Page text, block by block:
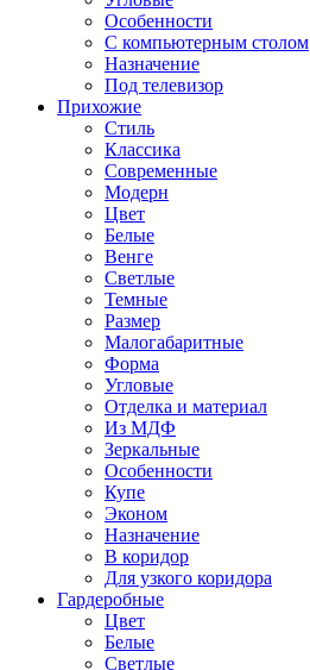
Особенности
С компьютерным столом
Назначение
Под телевизор
Прихожие
Стиль
Классика
Современные
Модерн
Цвет
Белые
Венге
Светлые
Темные
Размер
Малогабаритные
Форма
Угловые
Отделка и материал
Из МДФ
Зеркальные
Особенности
Купе
Эконом
Назначение
В коридор
Для узкого коридора
Гардеробные
Цвет
Белые
Светлые